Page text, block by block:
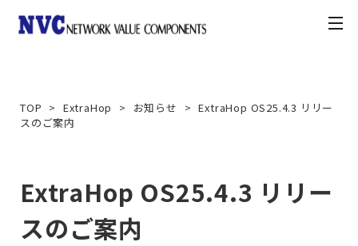
toggle
お知らせ
ナレッジベース
TOP ExtraHop お知らせ
ExtraHop OS25.4.3 リリー
スのご案内
ExtraHop OS25.4.3 リリー
スのご案内